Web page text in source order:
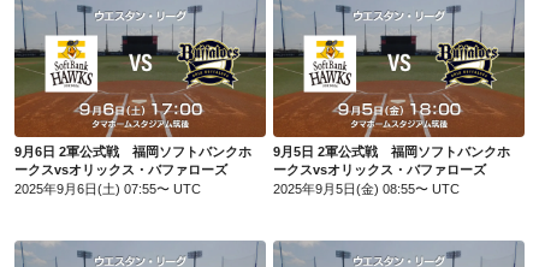
9月6日 2軍公式戦 福岡ソフトバンクホークスvsオリックス・バファローズ
9月6日 2軍公式戦 福岡ソフトバンクホ
ークスvsオリックス・バファローズ
2025年9月6日(土) 07:55〜 UTC
9月5日 2軍公式戦 福岡ソフトバンクホークスvsオリックス・バファローズ
9月5日 2軍公式戦 福岡ソフトバンクホ
ークスvsオリックス・バファローズ
2025年9月5日(金) 08:55〜 UTC